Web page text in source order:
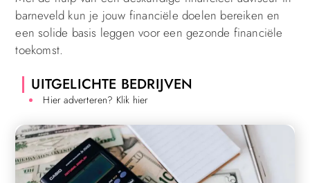
barneveld kun je jouw financiële doelen bereiken en
een solide basis leggen voor een gezonde financiële
toekomst.
UITGELICHTE BEDRIJVEN
Hier adverteren? Klik hier